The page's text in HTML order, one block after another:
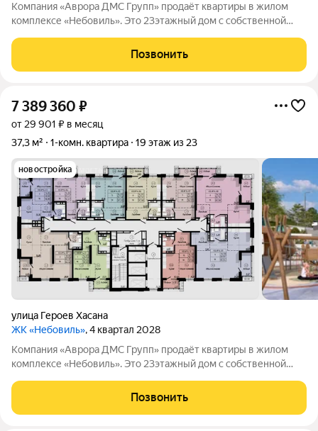
Компания «Аврора ДМС Групп» продаёт квартиры в жилом
комплексе «Небовиль». Это 23этажный дом с собственной
нацеленных на успех. Мы стремимся
Позвонить
7 389 360 ₽
от 29 901 ₽ в месяц
37,3 м²
1-комн. квартира 19 этаж из 23
новостройка
улица Героев Хасана
ЖК «Небовиль», 4 квартал 2028
Компания «Аврора ДМС Групп» продаёт квартиры в жилом
комплексе «Небовиль». Это 23этажный дом с собственной
«Небовиль» создан для тех, кто стремится к успеху и хочет
находиться среди единомышленников:
Позвонить